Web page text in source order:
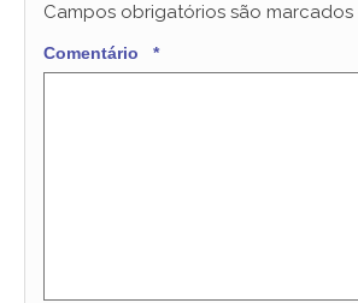
Campos obrigatórios são marcados
Comentário*